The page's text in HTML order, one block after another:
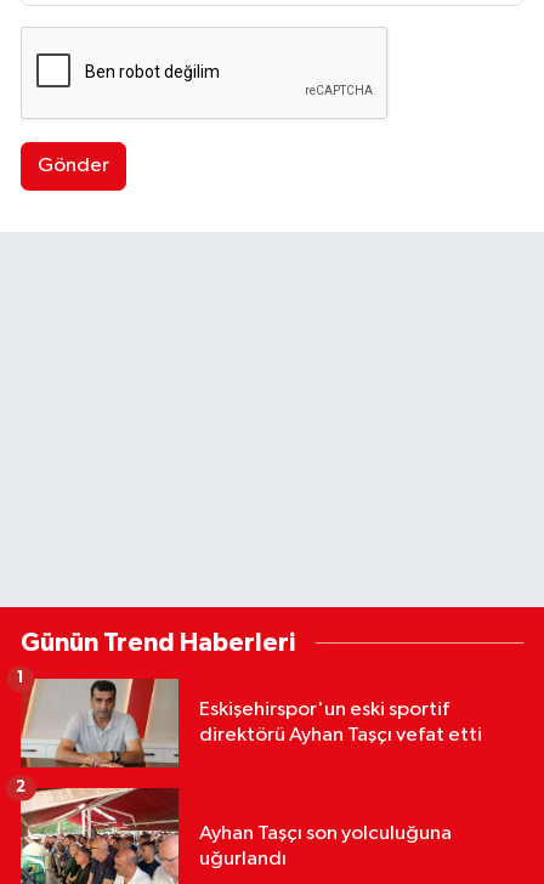
Gönder
Günün Trend Haberleri
Eskişehirspor'un eski sportif
direktörü Ayhan Taşçı vefat etti
1
Ayhan Taşçı son yolculuğuna
uğurlandı
2